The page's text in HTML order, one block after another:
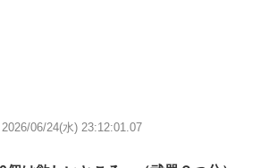
2026/06/24(水) 23:12:01.07